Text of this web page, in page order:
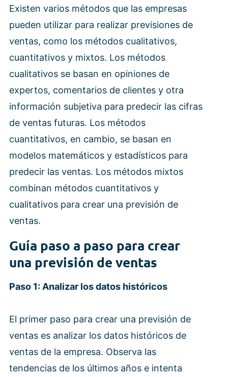
Existen varios métodos que las empresas
pueden utilizar para realizar previsiones de
ventas, como los métodos cualitativos,
cuantitativos y mixtos. Los métodos
cualitativos se basan en opiniones de
expertos, comentarios de clientes y otra
información subjetiva para predecir las cifras
de ventas futuras. Los métodos
cuantitativos, en cambio, se basan en
modelos matemáticos y estadísticos para
predecir las ventas. Los métodos mixtos
combinan métodos cuantitativos y
cualitativos para crear una previsión de
ventas.
Guía paso a paso para crear
una previsión de ventas
Paso 1: Analizar los datos históricos
El primer paso para crear una previsión de
ventas es analizar los datos históricos de
ventas de la empresa. Observa las
tendencias de los últimos años e intenta